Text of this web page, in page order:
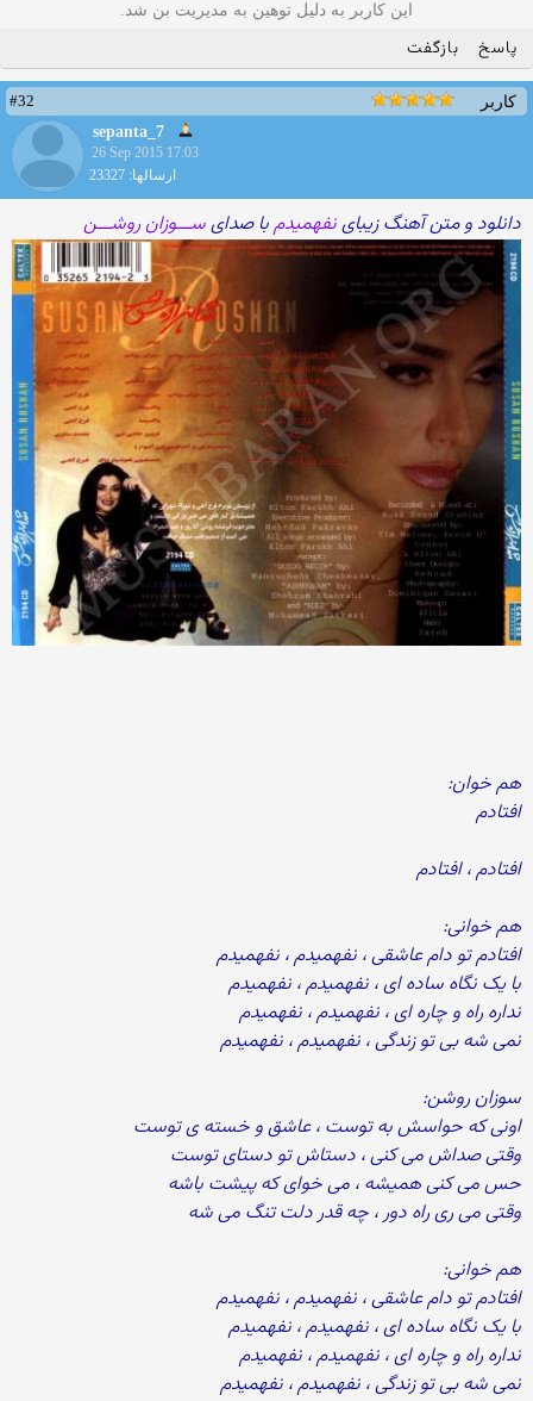
این کاربر به دلیل توهین به مدیریت بن شد.
پاسخ بازگفت
کاربر
#32
sepanta_7
26 Sep 2015 17:03
ارسالها: 23327
دانلود و متن آهنگ زیباینفهمیدمبا صدایســـوزان روشـــن
هم خوان:
افتادم
افتادم ، افتادم
هم خوانی:
افتادم تو دام عاشقی ، نفهمیدم ، نفهمیدم
با یک نگاه ساده ای ، نفهمیدم ، نفهمیدم
نداره راه و چاره ای ، نفهمیدم ، نفهمیدم
نمی شه بی تو زندگی ، نفهمیدم ، نفهمیدم
سوزان روشن:
اونی که حواسش به توست ، عاشق و خسته ی توست
وقتی صداش می کنی ، دستاش تو دستای توست
حس می کنی همیشه ، می خوای که پیشت باشه
وقتی می ری راه دور ، چه قدر دلت تنگ می شه
هم خوانی:
افتادم تو دام عاشقی ، نفهمیدم ، نفهمیدم
با یک نگاه ساده ای ، نفهمیدم ، نفهمیدم
نداره راه و چاره ای ، نفهمیدم ، نفهمیدم
نمی شه بی تو زندگی ، نفهمیدم ، نفهمیدم